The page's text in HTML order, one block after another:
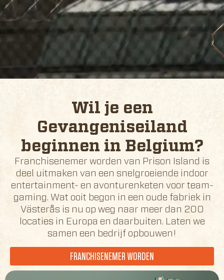
Wil je een
Gevangeniseiland
beginnen in Belgium?
Franchisenemer worden van Prison Island is
deel uitmaken van een snelgroeiende indoor
entertainment- en avonturenketen voor team-
gaming. Wat ooit begon in een oude fabriek in
Västerås is nu op weg naar meer dan 200
locaties in Europa en daarbuiten. Laten we
samen een bedrijf opbouwen!
FRANCHISENEMER WORDEN